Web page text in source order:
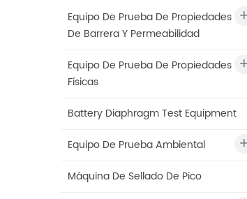
Equipo De Prueba De Propiedades
De Barrera Y Permeabilidad
Equipo De Prueba De Propiedades
Físicas
Battery Diaphragm Test Equipment
Equipo De Prueba Ambiental
Máquina De Sellado De Pico